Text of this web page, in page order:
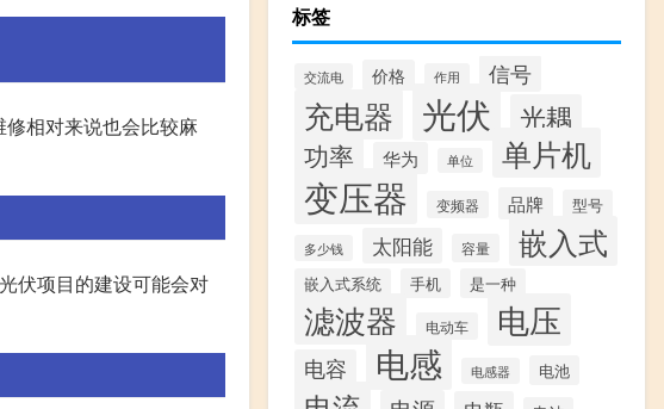
相对来说也会比较麻
伏项目的建设可能会对
标签
交流电 价格 作用 信号
充电器 光伏
光耦
功率
华为 单位 单片机
变压器 变频器 品牌 型号
多少钱 太阳能 容量 嵌入式
嵌入式系统 手机 是一种
滤波器 电动车 电压
电容 电感 电感器 电池